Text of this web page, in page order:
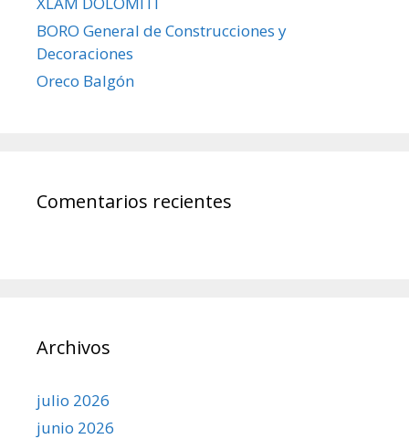
BORO General de Construcciones y
Decoraciones
Oreco Balgón
Comentarios recientes
Archivos
julio 2026
junio 2026